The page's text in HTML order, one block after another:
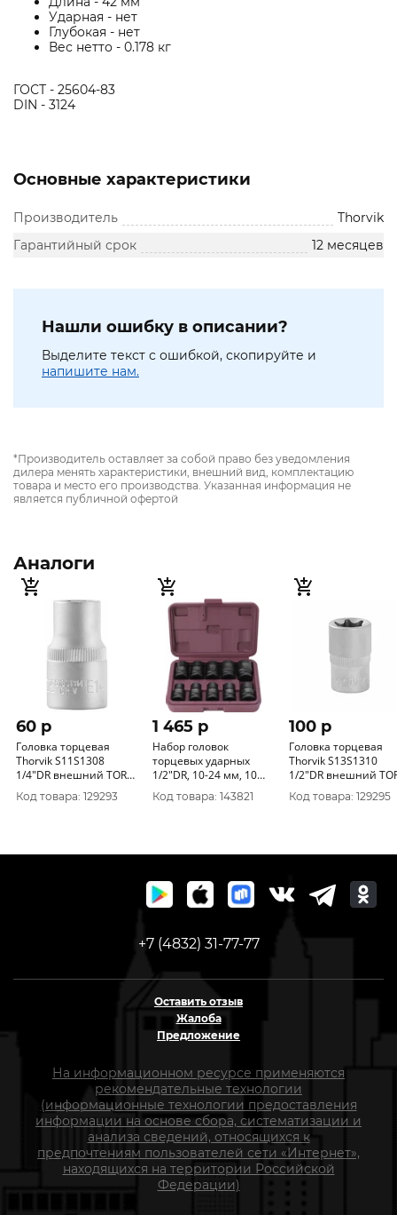
Ударная - нет
Глубокая - нет
Вес нетто - 0.178 кг
ГОСТ - 25604-83
DIN - 3124
Основные характеристики
Производитель
Thorvik
Гарантийный срок
12 месяцев
Нашли ошибку в описании?
Выделите текст с ошибкой, скопируйте и
напишите нам.
*Производитель оставляет за собой право без уведомления
дилера менять характеристики, внешний вид, комплектацию
товара и место его производства. Указанная информация не
является публичной офертой
Аналоги
60 p
Головка торцевая
Thorvik S11S1308
1/4"DR внешний TORX
Е8
Код товара: 129293
1 465 p
Набор головок
торцевых ударных
1/2"DR, 10-24 мм, 10
предметов-1
S23S1110S
Код товара: 143821
100 p
Головка торцевая
Thorvik S13S1310
1/2"DR внешний
Е10
Код товара: 129295
+7 (4832) 31-77-77
Оставить отзыв
Жалоба
Предложение
На информационном ресурсе применяются
рекомендательные технологии
(информационные технологии предоставления
информации на основе сбора, систематизации и
анализа сведений, относящихся к
предпочтениям пользователей сети «Интернет»,
находящихся на территории Российской
Федерации)